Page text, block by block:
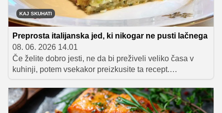
KAJ SKUHATI
Preprosta italijanska jed, ki nikogar ne pusti lačnega
08. 06. 2026 14.01
Če želite dobro jesti, ne da bi preživeli veliko časa v
kuhinji, potem vsekakor preizkusite ta recept.
Potrebujete samo nekaj bučk, jajc, krompirja, suhega
mesa in sira, da ustvarite zelo okusno jed, s katero
boste navdušili vse družinske člane. Tudi tiste, ki se ob